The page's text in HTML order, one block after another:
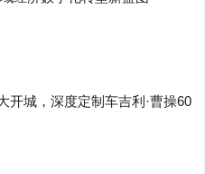
开城，深度定制车吉利·曹操60